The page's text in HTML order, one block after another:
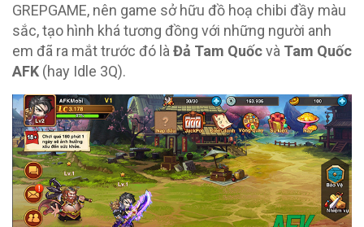
GREPGAME, nên game sở hữu đồ hoạ chibi đầy màu
sắc, tạo hình khá tương đồng với những người anh
em đã ra mắt trước đó là Đả Tam Quốcvà Tam Quốc
AFK (hay Idle 3Q).